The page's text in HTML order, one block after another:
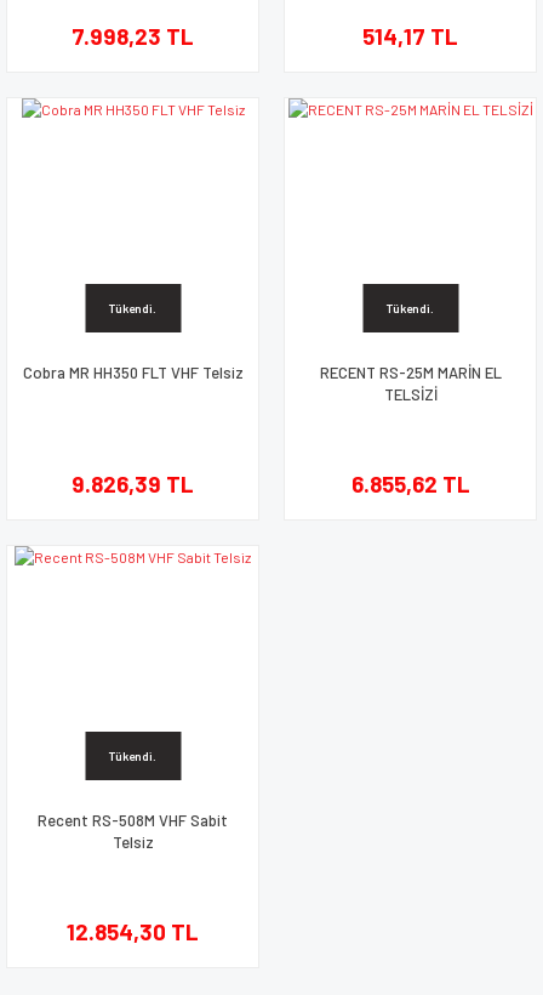
7.998,23 TL 514,17 TL
Tükendi.
Cobra MR HH350 FLT VHF Telsiz
9.826,39 TL
Tükendi.
RECENT RS-25M MARİN EL
TELSİZİ
6.855,62 TL
Tükendi.
Recent RS-508M VHF Sabit
Telsiz
12.854,30 TL